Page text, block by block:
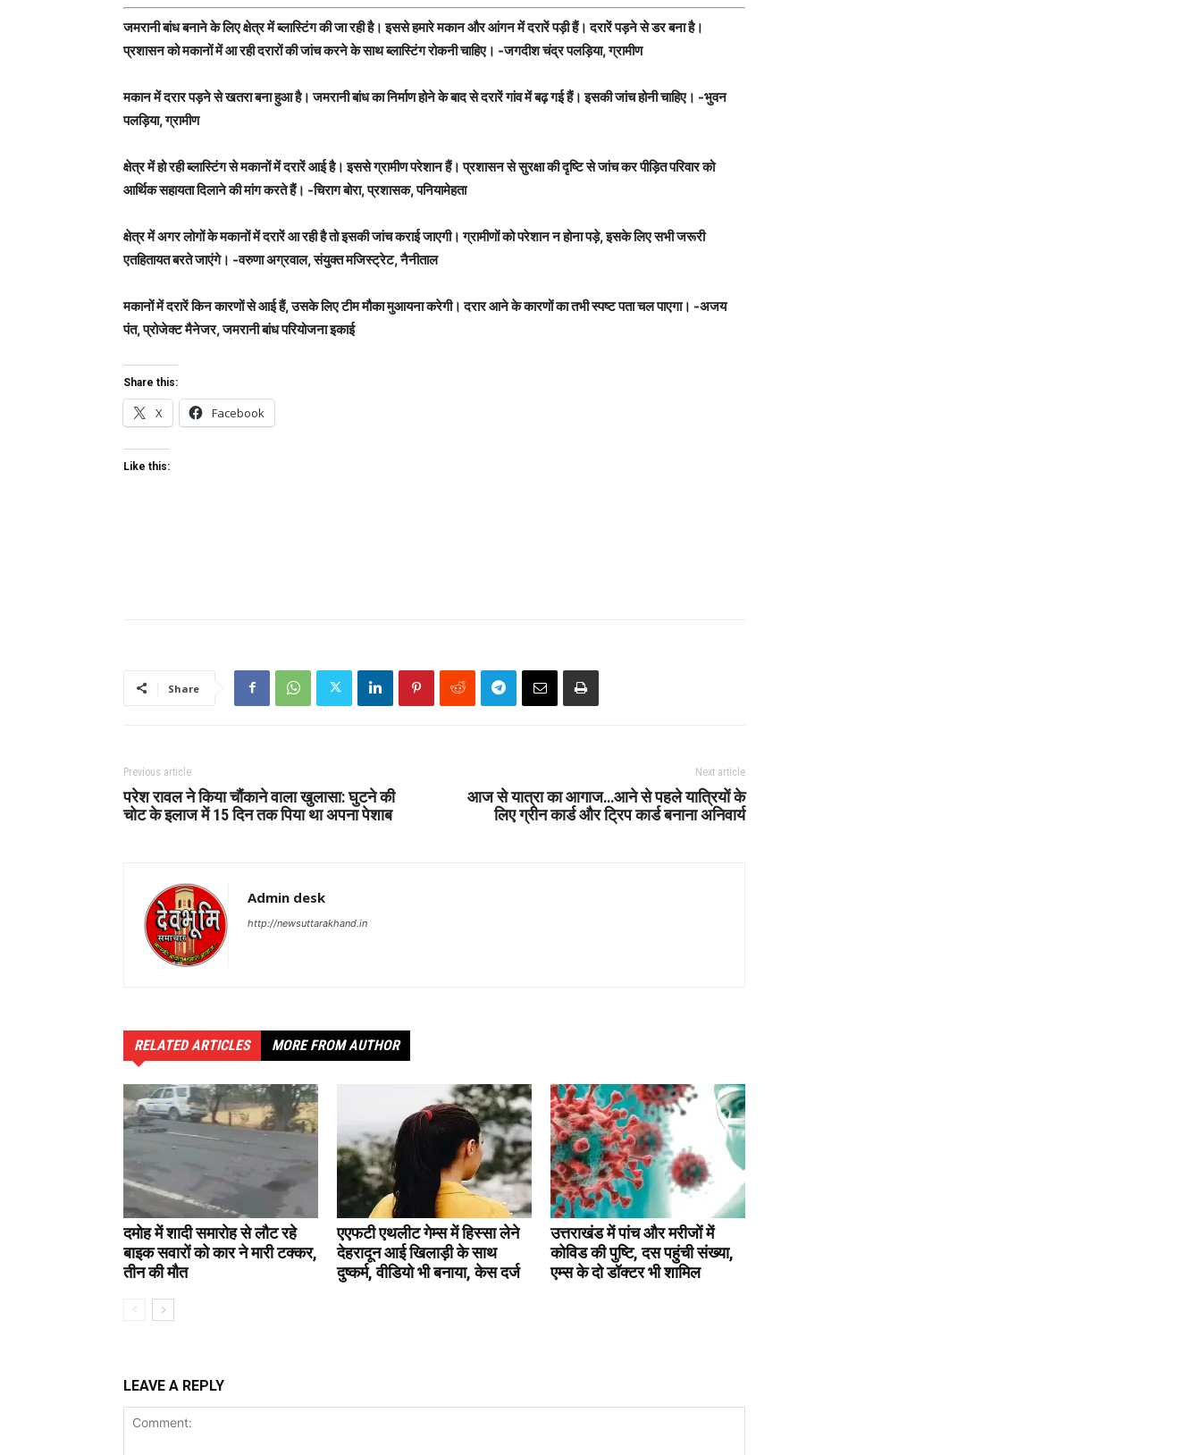
जमरानी बांध बनाने के लिए क्षेत्र में ब्लास्टिंग की जा रही है। इससे हमारे मकान और आंगन में दरारें पड़ी हैं। दरारें पड़ने से डर बना है।
प्रशासन को मकानों में आ रही दरारों की जांच करने के साथ ब्लास्टिंग रोकनी चाहिए। -जगदीश चंद्र पलड़िया, ग्रामीण
मकान में दरार पड़ने से खतरा बना हुआ है। जमरानी बांध का निर्माण होने के बाद से दरारें गांव में बढ़ गई हैं। इसकी जांच होनी चाहिए। -भुवन
पलड़िया, ग्रामीण
क्षेत्र में हो रही ब्लास्टिंग से मकानों में दरारें आई है। इससे ग्रामीण परेशान हैं। प्रशासन से सुरक्षा की दृष्टि से जांच कर पीड़ित परिवार को
आर्थिक सहायता दिलाने की मांग करते हैं। -चिराग बोरा, प्रशासक, पनियामेहता
क्षेत्र में अगर लोगों के मकानों में दरारें आ रही है तो इसकी जांच कराई जाएगी। ग्रामीणों को परेशान न होना पड़े, इसके लिए सभी जरूरी
एतहितायत बरते जाएंगे। -वरुणा अग्रवाल, संयुक्त मजिस्ट्रेट, नैनीताल
मकानों में दरारें किन कारणों से आई हैं, उसके लिए टीम मौका मुआयना करेगी। दरार आने के कारणों का तभी स्पष्ट पता चल पाएगा। -अजय
पंत, प्रोजेक्ट मैनेजर, जमरानी बांध परियोजना इकाई
Share this:
X Facebook
Like this:
Share
Previous article
परेश रावल ने किया चौंकाने वाला खुलासा: घुटने की
चोट के इलाज में 15 दिन तक पिया था अपना पेशाब
Next article
आज से यात्रा का आगाज…आने से पहले यात्रियों के
लिए ग्रीन कार्ड और ट्रिप कार्ड बनाना अनिवार्य
Admin desk
http://newsuttarakhand.in
RELATED ARTICLES MORE FROM AUTHOR
दमोह में शादी समारोह से लौट रहे
बाइक सवारों को कार ने मारी टक्कर,
तीन की मौत
एएफटी एथलीट गेम्स में हिस्सा लेने
देहरादून आई खिलाड़ी के साथ
दुष्कर्म, वीडियो भी बनाया, केस दर्ज
उत्तराखंड में पांच और मरीजों में
कोविड की पुष्टि, दस पहुंची संख्या,
एम्स के दो डॉक्टर भी शामिल
LEAVE A REPLY